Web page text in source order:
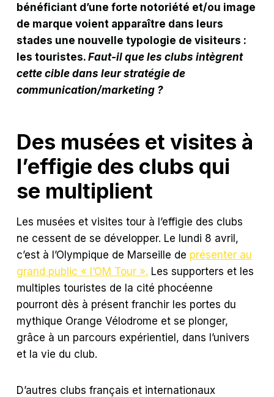
bénéficiant d’une forte notoriété et/ou image
de marque voient apparaître dans leurs
stades une nouvelle typologie de visiteurs :
les touristes.Faut-il que les clubs intègrent
cette cible dans leur stratégie de
communication/marketing ?
Des musées et visites à
l’effigie des clubs qui
se multiplient
Les musées et visites tour à l’effigie des clubs
ne cessent de se développer. Le lundi 8 avril,
c’est à l’Olympique de Marseille de présenter au
grand public « l’OM Tour ». Les supporters et les
multiples touristes de la cité phocéenne
pourront dès à présent franchir les portes du
mythique Orange Vélodrome et se plonger,
grâce à un parcours expérientiel, dans l’univers
et la vie du club.
D’autres clubs français et internationaux